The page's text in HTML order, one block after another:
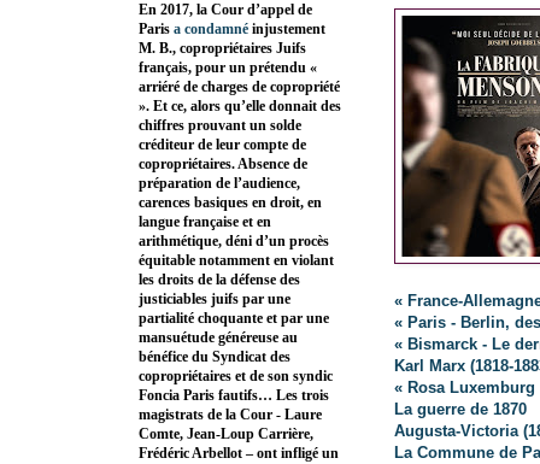
« France-
« Paris - Berlin,
« Bismarck - Le
Karl Marx (1818-
« Rosa
La guerre de 1870
Augusta-Victoria
La Commune de
En 2017, la Cour d’appel de
Paris a condamné injustement
M. B., copropriétaires Juifs
français, pour un prétendu «
arriéré de charges de copropriété
». Et ce, alors qu’elle donnait des
chiffres prouvant un solde
créditeur de leur compte de
copropriétaires. Absence de
préparation de l’audience,
carences basiques en droit, en
langue française et en
arithmétique, déni d’un procès
équitable notamment en violant
les droits de la défense des
justiciables juifs par une
partialité choquante et par une
mansuétude généreuse au
bénéfice du Syndicat des
copropriétaires et de son syndic
Foncia Paris fautifs… Les trois
magistrats de la Cour - Laure
Comte, Jean-Loup Carrière,
Frédéric Arbellot – ont infligé un